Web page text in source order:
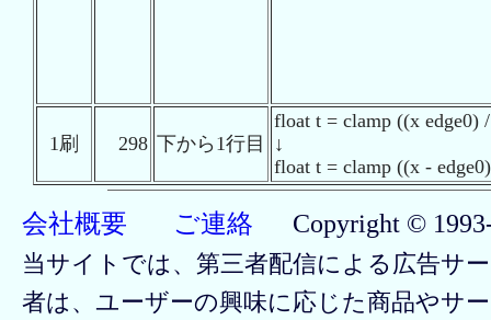
1刷 298 下から1行目
float t = clamp ((x edge0)
↓
float t = clamp ((x -
会社概要 ご連絡 Copyright © 1993-
当サイトでは、第三者配信による広告サ
者は、ユーザーの興味に応じた商品やサ